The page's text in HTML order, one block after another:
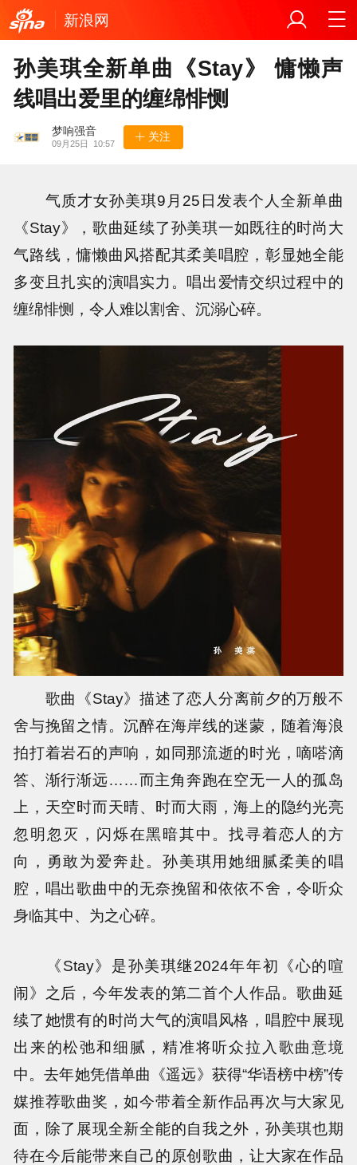
新浪网
孙美琪全新单曲《Stay》 慵懒声
线唱出爱里的缠绵悱恻
梦响强音
09月25日 10:57
关注
气质才女孙美琪9月25日发表个人全新单曲
《Stay》，歌曲延续了孙美琪一如既往的时尚大
气路线，慵懒曲风搭配其柔美唱腔，彰显她全能
多变且扎实的演唱实力。唱出爱情交织过程中的
缠绵悱恻，令人难以割舍、沉溺心碎。
歌曲《Stay》描述了恋人分离前夕的万般不
舍与挽留之情。沉醉在海岸线的迷蒙，随着海浪
拍打着岩石的声响，如同那流逝的时光，嘀嗒滴
答、渐行渐远……而主角奔跑在空无一人的孤岛
上，天空时而天晴、时而大雨，海上的隐约光亮
忽明忽灭，闪烁在黑暗其中。找寻着恋人的方
向，勇敢为爱奔赴。孙美琪用她细腻柔美的唱
腔，唱出歌曲中的无奈挽留和依依不舍，令听众
身临其中、为之心碎。
《Stay》是孙美琪继2024年年初《心的喧
闹》之后，今年发表的第二首个人作品。歌曲延
续了她惯有的时尚大气的演唱风格，唱腔中展现
出来的松弛和细腻，精准将听众拉入歌曲意境
中。去年她凭借单曲《遥远》获得“华语榜中榜”传
媒推荐歌曲奖，如今带着全新作品再次与大家见
面，除了展现全新全能的自我之外，孙美琪也期
待在今后能带来自己的原创歌曲，让大家在作品